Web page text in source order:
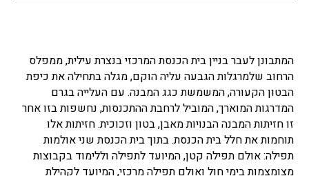
המתבונן לעבר בניין בית הכנסת המרכזי בנצרת עילית, ממפלס
הרחוב שלמרגלות הגבעה עליה הוקם, מגלה בתחילה את כיפת
הבטון הקעורה, המשמשת כגג המבנה. עם העלייה בגרם
המדרגות המוארך, המוביל לרחבת ההתכנסות, נחשפות בזו אחר
זו חזיתות המבנה הבנויות מאבן, בטון וזכוכית. חזיתות אלו
תוחמות את חלל בית הכנסת. בתוך בית הכנסת שני אולמות
תפילה: אולם תפילה קטן, המיועד לתפילה וללימוד בקבוצות
מצומצמות בימי חול ואולם תפילה מרכזי, המיועד לקהילת